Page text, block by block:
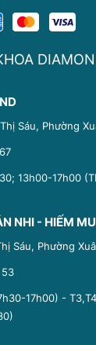
Sáu, Phường
13h00-17h00
NHI - HIẾM
Sáu, Phường
53
17h00) -